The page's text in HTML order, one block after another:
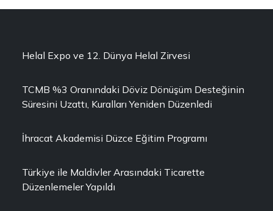
Helal Expo ve 12. Dünya Helal Zirvesi
TCMB %3 Oranındaki Döviz Dönüşüm Desteğinin
Süresini Uzattı, Kuralları Yeniden Düzenledi
İhracat Akademisi Düzce Eğitim Programı
Türkiye ile Maldivler Arasındaki Ticarette
Düzenlemeler Yapıldı